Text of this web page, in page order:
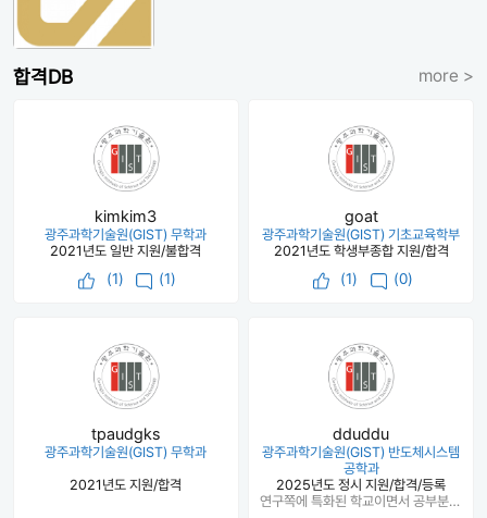
합격DB more >
kimkim3
광주과학기술원(GIST) 무학과
2021년도 일반 지원/불합격
(1) (1)
goat
광주과학기술원(GIST) 기초교육학부
2021년도 학생부종합 지원/합격
(1) (0)
tpaudgks
광주과학기술원(GIST) 무학과
2021년도 지원/합격
dduddu
광주과학기술원(GIST) 반도체시스템
공학과
2025년도 정시 지원/합격/등록
연구쪽에 특화된 학교이면서 공부분위기가 좋음